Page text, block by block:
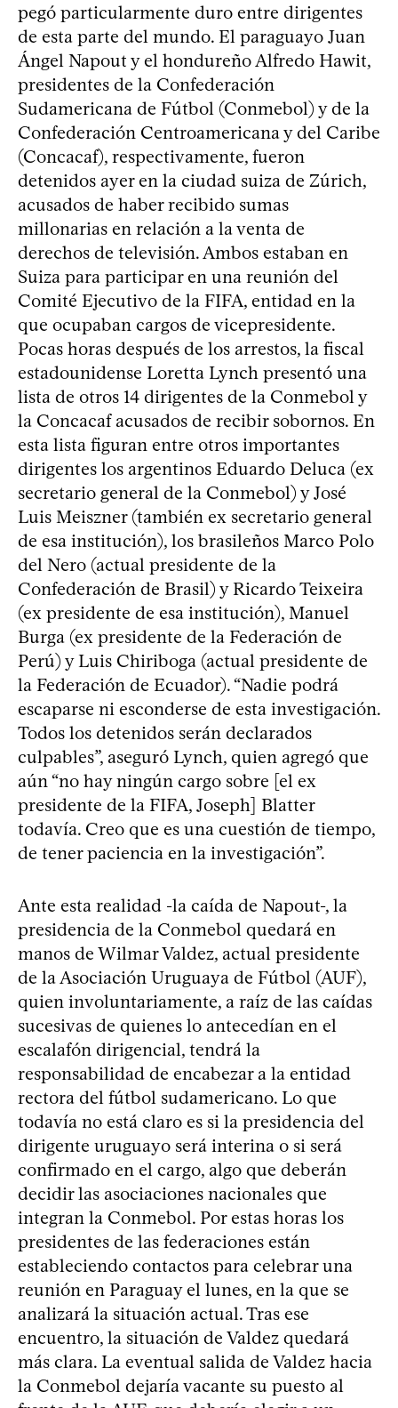
pegó particularmente duro entre dirigentes
de esta parte del mundo. El paraguayo Juan
Ángel Napout y el hondureño Alfredo Hawit,
presidentes de la Confederación
Sudamericana de Fútbol (Conmebol) y de la
Confederación Centroamericana y del Caribe
(Concacaf), respectivamente, fueron
detenidos ayer en la ciudad suiza de Zúrich,
acusados de haber recibido sumas
millonarias en relación a la venta de
derechos de televisión. Ambos estaban en
Suiza para participar en una reunión del
Comité Ejecutivo de la FIFA, entidad en la
que ocupaban cargos de vicepresidente.
Pocas horas después de los arrestos, la fiscal
estadounidense Loretta Lynch presentó una
lista de otros 14 dirigentes de la Conmebol y
la Concacaf acusados de recibir sobornos. En
esta lista figuran entre otros importantes
dirigentes los argentinos Eduardo Deluca (ex
secretario general de la Conmebol) y José
Luis Meiszner (también ex secretario general
de esa institución), los brasileños Marco Polo
del Nero (actual presidente de la
Confederación de Brasil) y Ricardo Teixeira
(ex presidente de esa institución), Manuel
Burga (ex presidente de la Federación de
Perú) y Luis Chiriboga (actual presidente de
la Federación de Ecuador). “Nadie podrá
escaparse ni esconderse de esta investigación.
Todos los detenidos serán declarados
culpables”, aseguró Lynch, quien agregó que
aún “no hay ningún cargo sobre [el ex
presidente de la FIFA, Joseph] Blatter
todavía. Creo que es una cuestión de tiempo,
de tener paciencia en la investigación”.
Ante esta realidad -la caída de Napout-, la
presidencia de la Conmebol quedará en
manos de Wilmar Valdez, actual presidente
de la Asociación Uruguaya de Fútbol (AUF),
quien involuntariamente, a raíz de las caídas
sucesivas de quienes lo antecedían en el
escalafón dirigencial, tendrá la
responsabilidad de encabezar a la entidad
rectora del fútbol sudamericano. Lo que
todavía no está claro es si la presidencia del
dirigente uruguayo será interina o si será
confirmado en el cargo, algo que deberán
decidir las asociaciones nacionales que
integran la Conmebol. Por estas horas los
presidentes de las federaciones están
estableciendo contactos para celebrar una
reunión en Paraguay el lunes, en la que se
analizará la situación actual. Tras ese
encuentro, la situación de Valdez quedará
más clara. La eventual salida de Valdez hacia
la Conmebol dejaría vacante su puesto al